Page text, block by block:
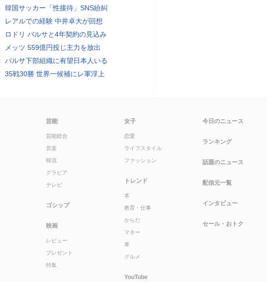
韓国サッカー「性接待」SNS紛糾
レアルでの経験 中井卓大が回想
ロドリ バルサと4年契約の見込み
メッツ 559億円投じ主力を放出
バルサ下部組織に有望日本人いる
35戦30勝 世界一候補にレ軍浮上
芸能
芸能総合
音楽
韓流
グラビア
テレビ
ゴシップ
映画
レビュー
プレゼント
特集
女子
恋愛
ライフスタイル
ファッション
トレンド
本
教育・仕事
からだ
マネー
車
グルメ
YouTube
今日のニュース
ランキング
話題のニュース
配信元一覧
インタビュー
セール・おトク